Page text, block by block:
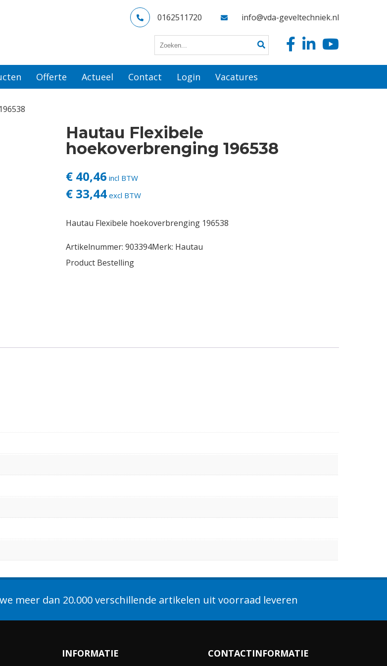
0162511720 info@vda-geveltechniek.nl
Offerte Actueel Contact Login Vacatures
Hautau Flexibele
hoekoverbrenging 196538
€ 40,46 incl BTW
€ 33,44 excl BTW
Hautau Flexibele hoekoverbrenging 196538
Artikelnummer: 903394Merk: Hautau
Product Bestelling
meer dan 20.000 verschillende artikelen uit voorraad leveren
INFORMATIE CONTACTINFORMATIE